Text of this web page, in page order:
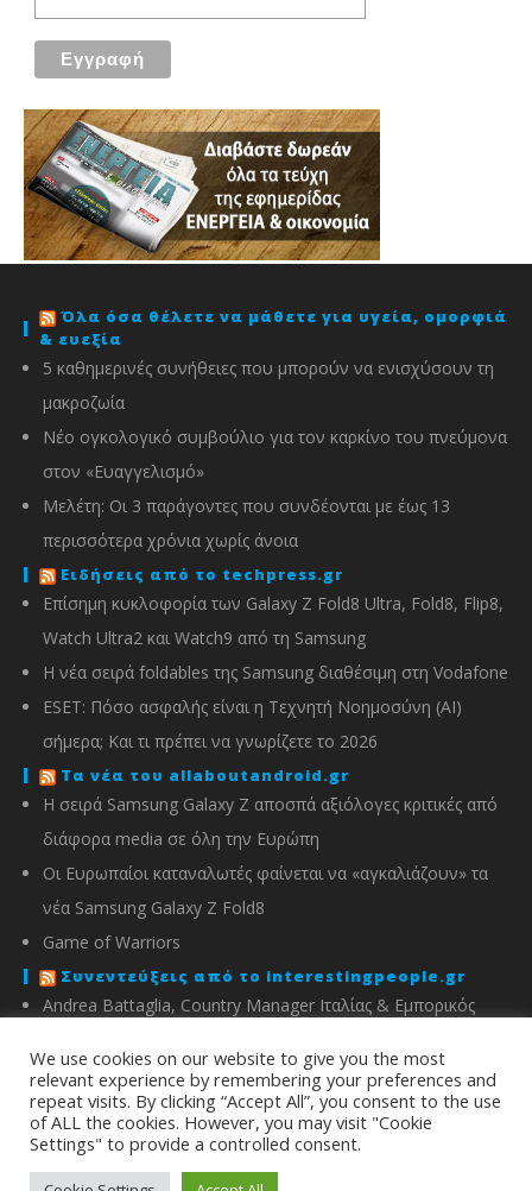
Όλα όσα θέλετε να μάθετε για υγεία, ομορφιά
& ευεξία
5 καθημερινές συνήθειες που μπορούν να ενισχύσουν τη
μακροζωία
Νέο ογκολογικό συμβούλιο για τον καρκίνο του πνεύμονα
στον «Ευαγγελισμό»
Μελέτη: Οι 3 παράγοντες που συνδέονται με έως 13
περισσότερα χρόνια χωρίς άνοια
Ειδήσεις από το techpress.gr
Επίσημη κυκλοφορία των Galaxy Z Fold8 Ultra, Fold8, Flip8,
Watch Ultra2 και Watch9 από τη Samsung
Η νέα σειρά foldables της Samsung διαθέσιμη στη Vodafone
ESET: Πόσο ασφαλής είναι η Τεχνητή Νοημοσύνη (AI)
σήμερα; Και τι πρέπει να γνωρίζετε το 2026
Τα νέα του allaboutandroid.gr
Η σειρά Samsung Galaxy Z αποσπά αξιόλογες κριτικές από
διάφορα media σε όλη την Ευρώπη
Οι Ευρωπαίοι καταναλωτές φαίνεται να «αγκαλιάζουν» τα
νέα Samsung Galaxy Z Fold8
Game of Warriors
Συνεντεύξεις από το interestingpeople.gr
Andrea Battaglia, Country Manager Ιταλίας & Εμπορικός
IMOU
Μιχάλης Χειμώνας, Γενικός Διευθυντής ΣΦΕΕ
info@energyin.gr
We use cookies on our website to give you the most
relevant experience by remembering your preferences and
repeat visits. By clicking “Accept All”, you consent to the use
of ALL the cookies. However, you may visit "Cookie
Settings" to provide a controlled consent.